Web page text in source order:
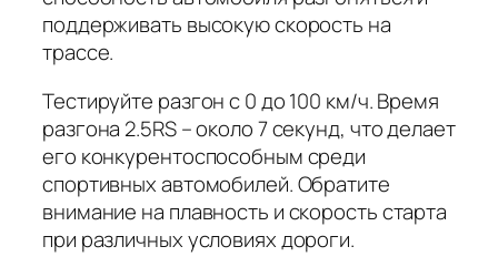
поддерживать высокую скорость на
трассе.
Тестируйте разгон с 0 до 100 км/ч. Время
разгона 2.5RS – около 7 секунд, что делает
его конкурентоспособным среди
спортивных автомобилей. Обратите
внимание на плавность и скорость старта
при различных условиях дороги.